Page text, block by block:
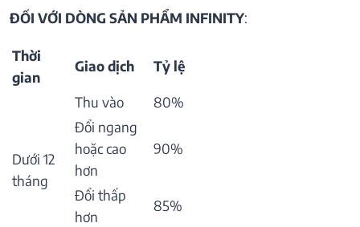
ĐỐI VỚI DÒNG SẢN PHẨM INFINITY:
Thời
gian
Giao dịch Tỷ lệ
Dưới 12
tháng
Thu vào
80%
Đổi ngang
hoặc cao
hơn
90%
Đổi thấp
hơn
85%